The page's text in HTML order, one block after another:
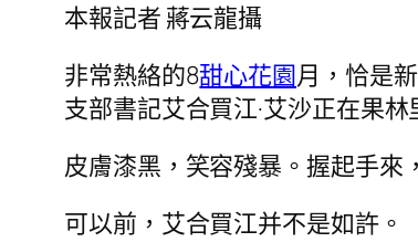
本報記者 蔣云龍攝
非常熱絡的8甜心花園月，恰是
支部書記艾合買江·艾沙正在果林
皮膚漆黑，笑容殘暴。握起手來
可以前，艾合買江并不是如許。